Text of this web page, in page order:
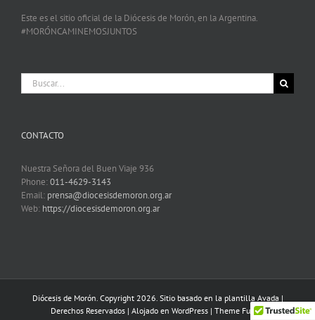
Este es el sitio oficial de la Diócesis de Morón, en la Argentina.
#MORÓNCAMINEMOSJUNTOS
Buscar:
CONTACTO
Nuestra Señora del Buen Viaje 936
Phone:011-4629-3143
Email: prensa@diocesisdemoron.org.ar
Web: https://diocesisdemoron.org.ar
Diócesis de Morón. Copyright 2026. Sitio basado en la plantilla Avada |
Derechos Reservados | Alojado en WordPress| Theme Fusion